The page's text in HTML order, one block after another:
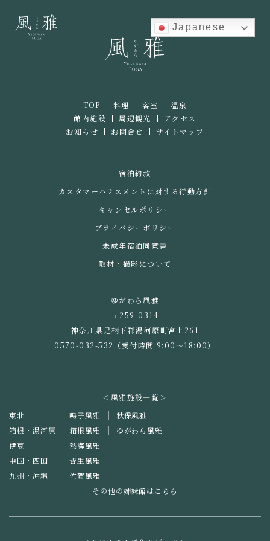
Japanese
TOP 料理 客室
温泉
館内施設
周辺観光
アクセス
お知らせ
お問合せ サイトマップ
宿泊約款
カスタマーハラスメントに対する行動方針
キャンセルポリシー
プライバシーポリシー
未成年宿泊同意書
取材・撮影について
ゆがわら風雅
〒259-0314
神奈川県足柄下郡湯河原町宮上261
0570-032-532 （受付時間:9:00～18:00）
＜風雅施設一覧＞
東北
鳴子風雅
秋保風雅
箱根・湯河原
箱根風雅
ゆがわら風雅
伊豆
熱海風雅
中国・四国
皆生風雅
九州・沖縄
佐賀風雅
その他の姉妹館はこちら